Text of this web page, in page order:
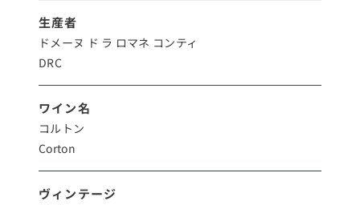
生産者
ドメーヌ ド ラ ロマネ コンティ
DRC
ワイン名
コルトン
Corton
ヴィンテージ